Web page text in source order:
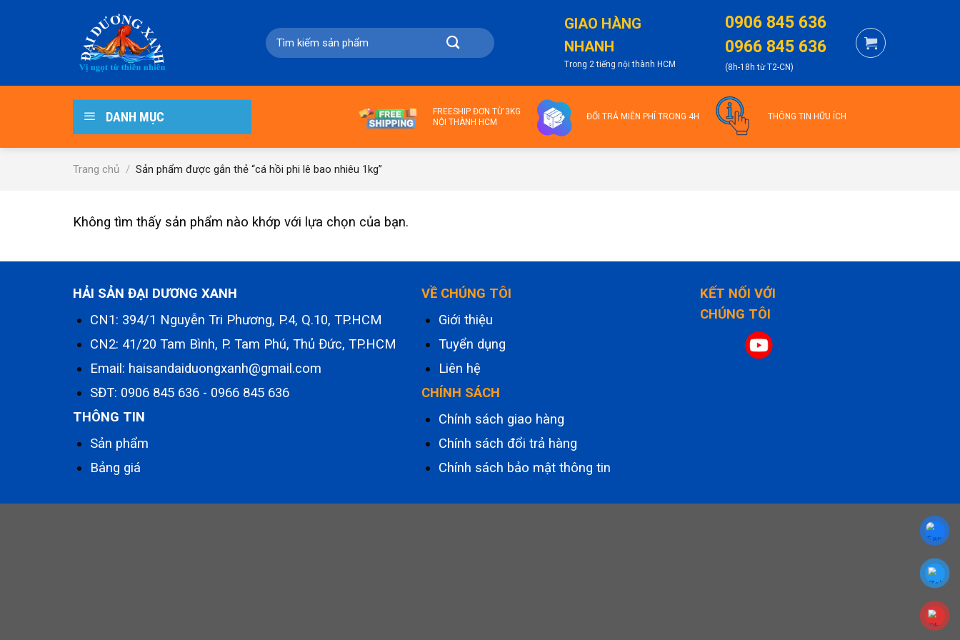
Tìm
kiếm:
GIAO HÀNG
NHANH
Trong 2 tiếng nội thành HCM
0906 845 636
0966 845 636
(8h-18h từ T2-CN)
DANH MỤC
FREESHIP ĐƠN TỪ 3KG
NỘI THÀNH HCM
ĐỔI TRẢ MIỄN PHÍ TRONG 4H THÔNG TIN HỮU ÍCH
Trang chủ / Sản phẩm được gắn thẻ “cá hồi phi lê bao nhiêu 1kg”
Không tìm thấy sản phẩm nào khớp với lựa chọn của bạn.
HẢI SẢN ĐẠI DƯƠNG XANH
CN1: 394/1 Nguyễn Tri Phương, P.4, Q.10, TP.HCM
CN2: 41/20 Tam Bình, P. Tam Phú, Thủ Đức, TP.HCM
Email: haisandaiduongxanh@gmail.com
SĐT: 0906 845 636 - 0966 845 636
THÔNG TIN
Sản phẩm
Bảng giá
VỀ CHÚNG TÔI
Giới thiệu
Tuyển dụng
Liên hệ
CHÍNH SÁCH
Chính sách giao hàng
Chính sách đổi trả hàng
Chính sách bảo mật thông tin
KẾT NỐI VỚI
CHÚNG TÔI